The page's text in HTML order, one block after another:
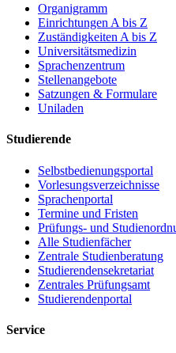
Organigramm
Einrichtungen A bis Z
Zuständigkeiten A bis Z
Universitätsmedizin
Sprachenzentrum
Stellenangebote
Satzungen & Formulare
Uniladen
Studierende
Selbstbedienungsportal
Vorlesungsverzeichnisse
Sprachenportal
Termine und Fristen
Prüfungs- und
Alle Studienfächer
Zentrale Studienberatung
Studierendensekretariat
Zentrales Prüfungsamt
Studierendenportal
Service